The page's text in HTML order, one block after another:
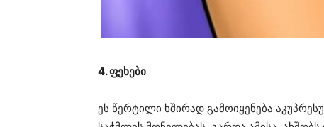
4. ფეხები
ეს წერტილი ხშირად გამოიყენება